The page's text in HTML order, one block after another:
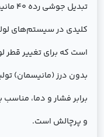
کلیدی در سیستم‌های
است که برای تغییر قطر
بدون درز (مانیسمان)
برابر فشار و دما،
و پرچالش است.